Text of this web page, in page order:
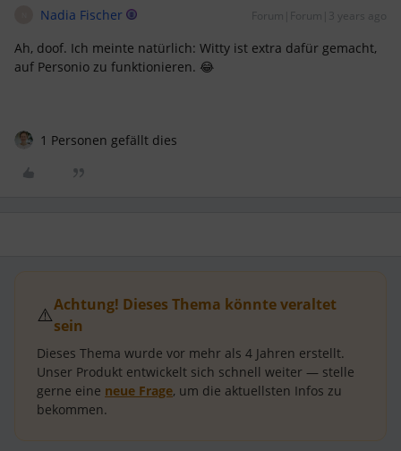
Nadia Fischer Forum|Forum|3 years ago
Ah, doof. Ich meinte natürlich: Witty ist extra dafür gemacht,
auf Personio zu funktionieren. 😂
1 Personen gefällt dies
⚠️Achtung! Dieses Thema könnte veraltet
sein
Dieses Thema wurde vor mehr als 4 Jahren erstellt.
Unser Produkt entwickelt sich schnell weiter — stelle
gerne eine neue Frage, um die aktuellsten Infos zu
bekommen.